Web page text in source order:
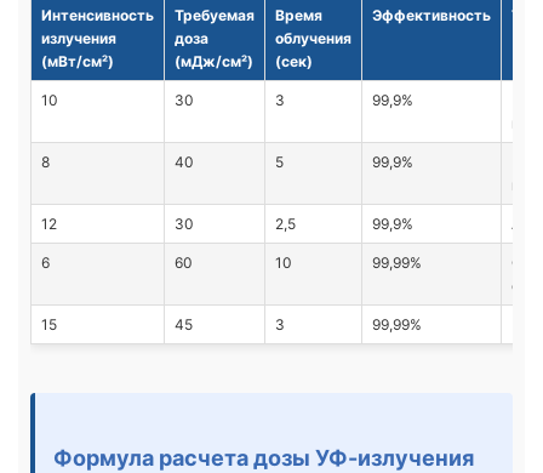
Интенсивность
излучения
(мВт/см²)
Требуемая
доза
(мДж/см²)
Время
облучения
(сек)
Эффективность Тип
10 30 3 99,9%
8 40 5 99,9%
12 30 2,5 99,9%
6 60 10 99,99%
15 45 3 99,99%
Формула расчета дозы УФ-излучения